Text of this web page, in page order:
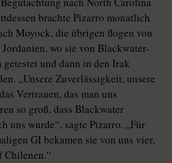
brachte Pizarro monatlich
Moyock, die übrigen flogen von
wo sie von Blackwater-
und dann in den Irak
„Unsere Zuverlässigkeit, unsere
Vertrauen, das man uns
so groß, dass Blackwater
uns wurde“, sagte Pizarro. „Für
GI bekamen sie von uns vier,
Chilenen.“